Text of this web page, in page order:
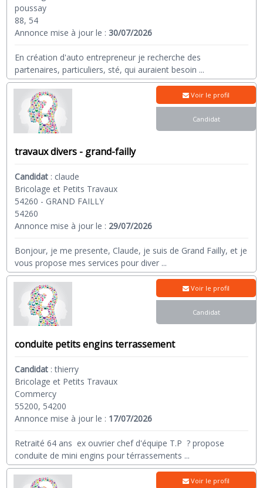
poussay
88, 54
Annonce mise à jour le :30/07/2026
En création d'auto entrepreneur je recherche des
partenaires, particuliers, sté, qui auraient besoin ...
travaux divers - grand-failly
Candidat : claude
Bricolage et Petits Travaux
54260 - GRAND FAILLY
54260
Annonce mise à jour le : 29/07/2026
Bonjour, je me presente, Claude, je suis de Grand Failly, et je
vous propose mes services pour diver ...
Voir le profil
Candidat
conduite petits engins terrassement
Candidat :thierry
Bricolage et Petits Travaux
Commercy
55200, 54200
Annonce mise à jour le : 17/07/2026
Retraité 64 ans ex ouvrier chef d'équipe T.P ? propose
conduite de mini engins pour térrassements ...
Voir le profil
Candidat
Voir le profil